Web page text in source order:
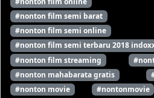
#nonton film semi barat
#nonton film semi online
#nonton film semi terbaru 2018
#nonton film streaming
#nonton mahabarata gratis
#nonton movie
#nontonmovie